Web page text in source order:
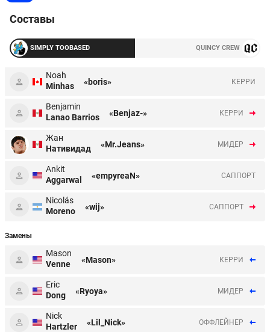
Составы
SIMPLY TOOBASED QUINCY CREW
Noah
Minhas
«boris» КЕРРИ
Benjamin
Lanao Barrios
«Benjaz-» КЕРРИ
Жан
Нативидад
«Mr.Jeans» МИДЕР
Ankit
Aggarwal
«empyreaN» CАППОРТ
Nicolás
Moreno
«wij» CАППОРТ
Замены
Mason
Venne
«Mason» КЕРРИ
Eric
Dong
«Ryoya» МИДЕР
Nick
Hartzler
«Lil_Nick» ОФФЛЕЙНЕР